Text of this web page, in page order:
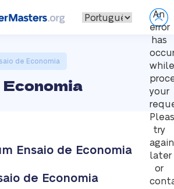
An
error
has
while
your
try
again
later
or
de Economia
Economia
Ensaio de Economia
de Economia